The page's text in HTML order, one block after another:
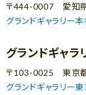
〒444-0007 愛知県
グランドギャラリー
グランドギャラ
〒103-0025 東京都
グランドギャラリー